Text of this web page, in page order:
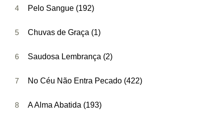
4 Pelo Sangue (192)
5 Chuvas de Graça (1)
6 Saudosa Lembrança (2)
7 No Céu Não Entra Pecado (422)
8 A Alma Abatida (193)